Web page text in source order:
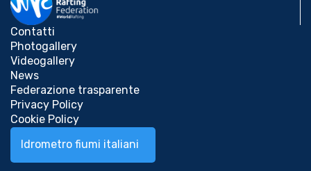
Tesseramento e
Affiliazione
Federazione
Trasparente
Contatti
Contatti
Photogallery
Videogallery
News
Federazione trasparente
Privacy Policy
Cookie Policy
Idrometro fiumi italiani